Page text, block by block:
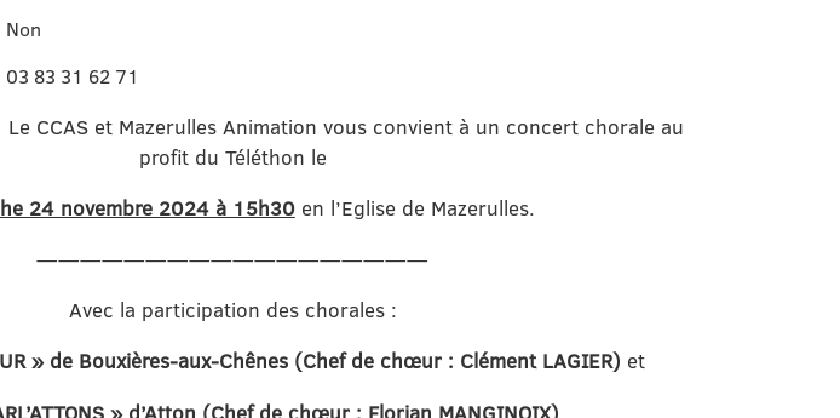
Non
03 83 31 62 71
Le CCAS et Mazerulles Animation vous convient à un concert chorale au
profit du Téléthon le
24 novembre 2024 à 15h30en l’Eglise de Mazerulles.
——————————————————
Avec la participation des chorales :
» de Bouxières-aux-Chênes (Chef de chœur : Clément LAGIER) et
» d’Atton (Chef de chœur : Florian MANGINOIX)